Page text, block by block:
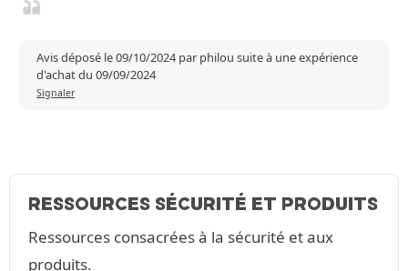
Avis déposé le 09/10/2024 par philou suite à une expérience
d'achat du 09/09/2024
Signaler
RESSOURCES SÉCURITÉ ET PRODUITS
Ressources consacrées à la sécurité et aux
produits.